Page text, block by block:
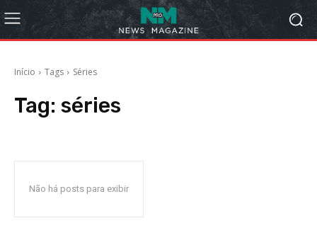
Início Tags Séries
Tag: séries
Não há posts para exibir